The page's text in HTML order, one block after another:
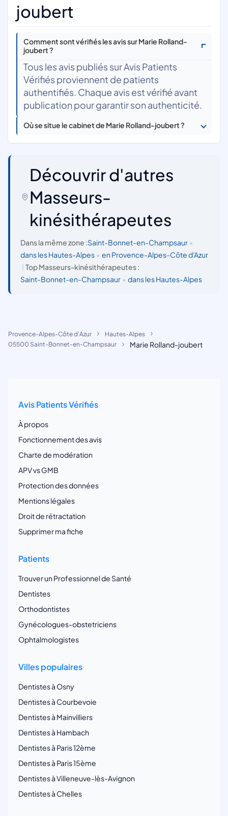
joubert
Comment sont vérifiés les avis sur Marie Rolland-
joubert ?
Tous les avis publiés sur Avis Patients
Vérifiés proviennent de patients
authentifiés. Chaque avis est vérifié avant
publication pour garantir son authenticité.
Où se situe le cabinet de Marie Rolland-joubert ?
Découvrir d'autres
Masseurs-
kinésithérapeutes
Dans la même zone :Saint-Bonnet-en-Champsaur •
dans les Hautes-Alpes • en Provence-Alpes-Côte d'Azur
Top Masseurs-kinésithérapeutes :
Saint-Bonnet-en-Champsaur • dans les Hautes-Alpes
Provence-Alpes-Côte d'Azur
Hautes-Alpes
05500 Saint-Bonnet-en-Champsaur
Marie Rolland-joubert
Avis Patients Vérifiés
À propos
Fonctionnement des avis
Charte de modération
APV vs GMB
Protection des données
Mentions légales
Droit de rétractation
Supprimer ma fiche
Patients
Trouver un Professionnel de Santé
Dentistes
Orthodontistes
Gynécologues-obstetriciens
Ophtalmologistes
Villes populaires
Dentistes à Osny
Dentistes à Courbevoie
Dentistes à Mainvilliers
Dentistes à Hambach
Dentistes à Paris 12ème
Dentistes à Paris 15ème
Dentistes à Villeneuve-lès-Avignon
Dentistes à Chelles